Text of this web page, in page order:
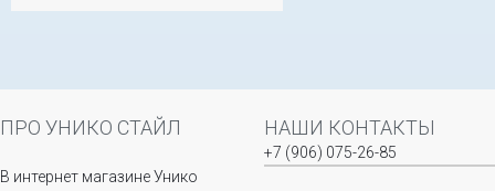
ПРО УНИКО СТАЙЛ
В интернет магазине Унико
НАШИ КОНТАКТЫ
+7 (906) 075-26-85